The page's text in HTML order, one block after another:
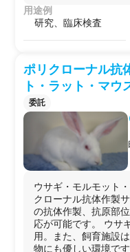
用途例
研究、臨床検査
ポリクローナル抗
ト・ラット・マウ
委託
ウサギ・モルモット
クローナル抗体作製
の抗体作製、抗原部
応が可能です。 ウサ
用。また、飼育施設
物にも優しい環境です